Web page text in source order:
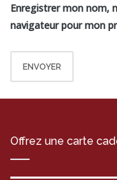
Enregistrer mon nom,
navigateur pour mon
Offrez une carte